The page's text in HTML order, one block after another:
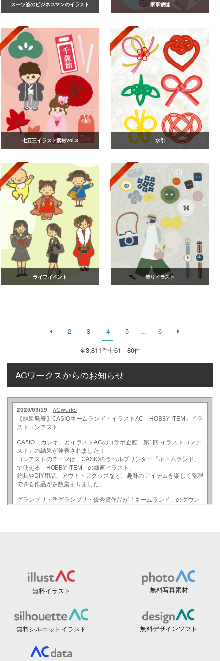
スーツ姿のビジネスマンのイラスト 家事裁縫
七五三イラスト素材vol.3 水引
ライフイベント 飾りイラスト
2 3 4 5 ... 6
全3,811件中61 - 80件
ACワークスからのお知らせ
無料イラスト 無料写真素材
無料シルエットイラスト 無料デザインソフト